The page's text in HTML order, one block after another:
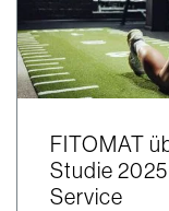
FITOMAT
Studie
Service